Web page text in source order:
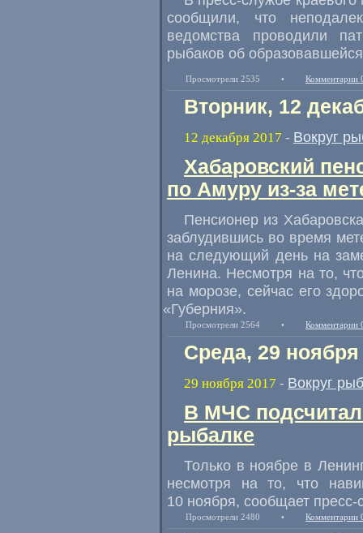
сообщили,
что
ведомства проводили
рыбаков об
Просмотрели 2535 • Комментарии
Вторник, 12
12 декабря 2017 - Вокруг
Хабаровский
по Амуру из-за
Пенсионер из
заблудившись во время
на следующий день на
Ленина. Несмотря на то,
на морозе, сейчас его
«Губерния».
Просмотрели 2564 • Комментарии
Среда, 29 ноября
29 ноября 2017 - Вокруг
В МЧС
рыбалке
Только в ноябре в
несмотря на то,
что
10 ноября, сообщает
Просмотрели 2480 • Комментарии